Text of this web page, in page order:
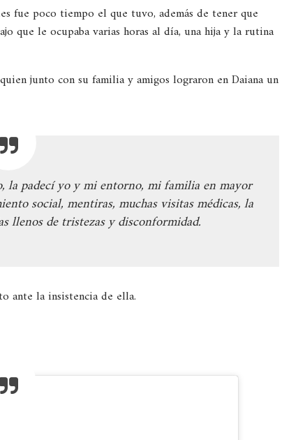
fue poco tiempo el que tuvo, además de tener que
que le ocupaba varias horas al día, una hija y la rutina
junto con su familia y amigos lograron en Daiana un
la padecí yo y mi entorno, mi familia en mayor
social, mentiras, muchas visitas médicas, la
llenos de tristezas y disconformidad.
ante la insistencia de ella.